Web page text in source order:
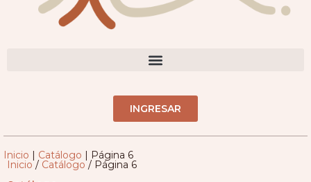
INGRESAR
Inicio | Catálogo | Página 6
Inicio/ Catálogo/ Página 6